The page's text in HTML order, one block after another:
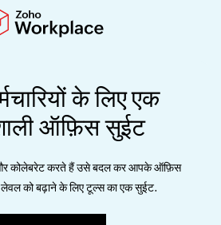
के लिए एक
ऑफ़िस सुईट
कोलेबरेट करते हैं उसे बदल कर आपके ऑफ़िस
लेवल को बढ़ाने के लिए टूल्स का एक सुईट.